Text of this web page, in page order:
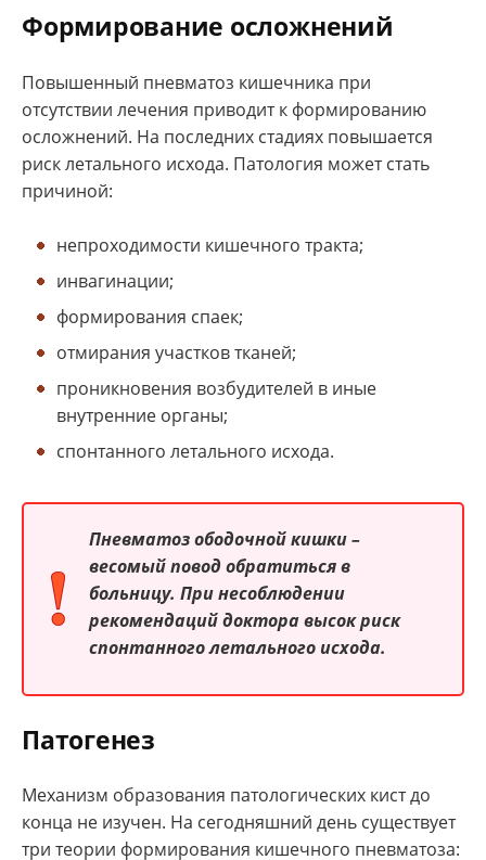
Формирование осложнений
Повышенный пневматоз кишечника при
отсутствии лечения приводит к формированию
осложнений. На последних стадиях повышается
риск летального исхода. Патология может стать
причиной:
непроходимости кишечного тракта;
инвагинации;
формирования спаек;
отмирания участков тканей;
проникновения возбудителей в иные
внутренние органы;
спонтанного летального исхода.
Пневматоз ободочной кишки –
весомый повод обратиться в
больницу. При несоблюдении
рекомендаций доктора высок риск
спонтанного летального исхода.
Патогенез
Механизм образования патологических кист до
конца не изучен. На сегодняшний день существует
три теории формирования кишечного пневматоза: